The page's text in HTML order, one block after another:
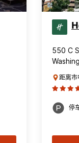
550 C
距离市
停